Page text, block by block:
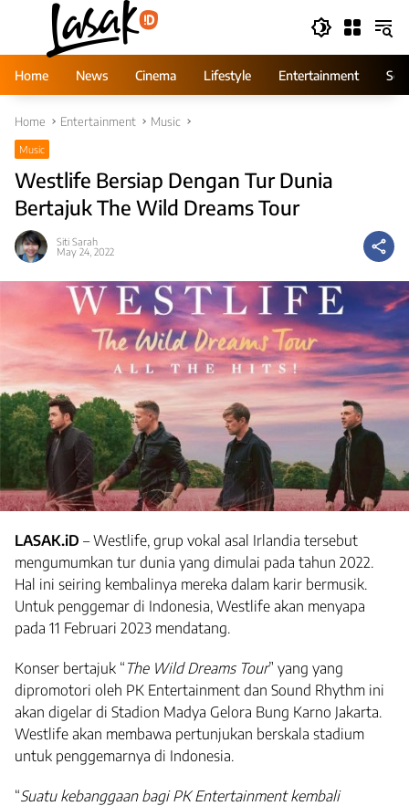
Home
News Cinema Lifestyle Entertainment
Home Entertainment Music
Music
Westlife Bersiap Dengan Tur Dunia
Bertajuk The Wild Dreams Tour
Siti Sarah
May 24, 2022
LASAK.iD – Westlife, grup vokal asal Irlandia tersebut
mengumumkan tur dunia yang dimulai pada tahun 2022.
Hal ini seiring kembalinya mereka dalam karir bermusik.
Untuk penggemar di Indonesia, Westlife akan menyapa
pada 11 Februari 2023 mendatang.
Konser bertajuk “ The Wild Dreams Tour” yang yang
dipromotori oleh PK Entertainment dan Sound Rhythm ini
akan digelar di Stadion Madya Gelora Bung Karno Jakarta.
Westlife akan membawa pertunjukan berskala stadium
untuk penggemarnya di Indonesia.
“Suatu kebanggaan bagi PK Entertainment kembali